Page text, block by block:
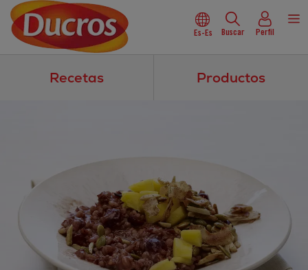
Es-Es Buscar Perfil
Recetas Productos